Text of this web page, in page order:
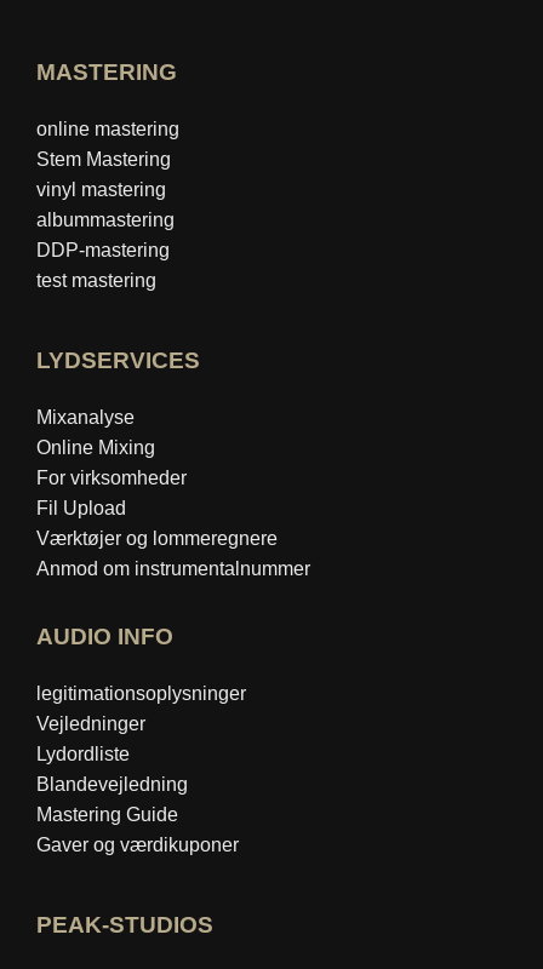
MASTERING
online mastering
Stem Mastering
vinyl mastering
albummastering
DDP-mastering
test mastering
LYDSERVICES
Mixanalyse
Online Mixing
For virksomheder
Fil Upload
Værktøjer og lommeregnere
Anmod om instrumentalnummer
AUDIO INFO
legitimationsoplysninger
Vejledninger
Lydordliste
Blandevejledning
Mastering Guide
Gaver og værdikuponer
PEAK-STUDIOS